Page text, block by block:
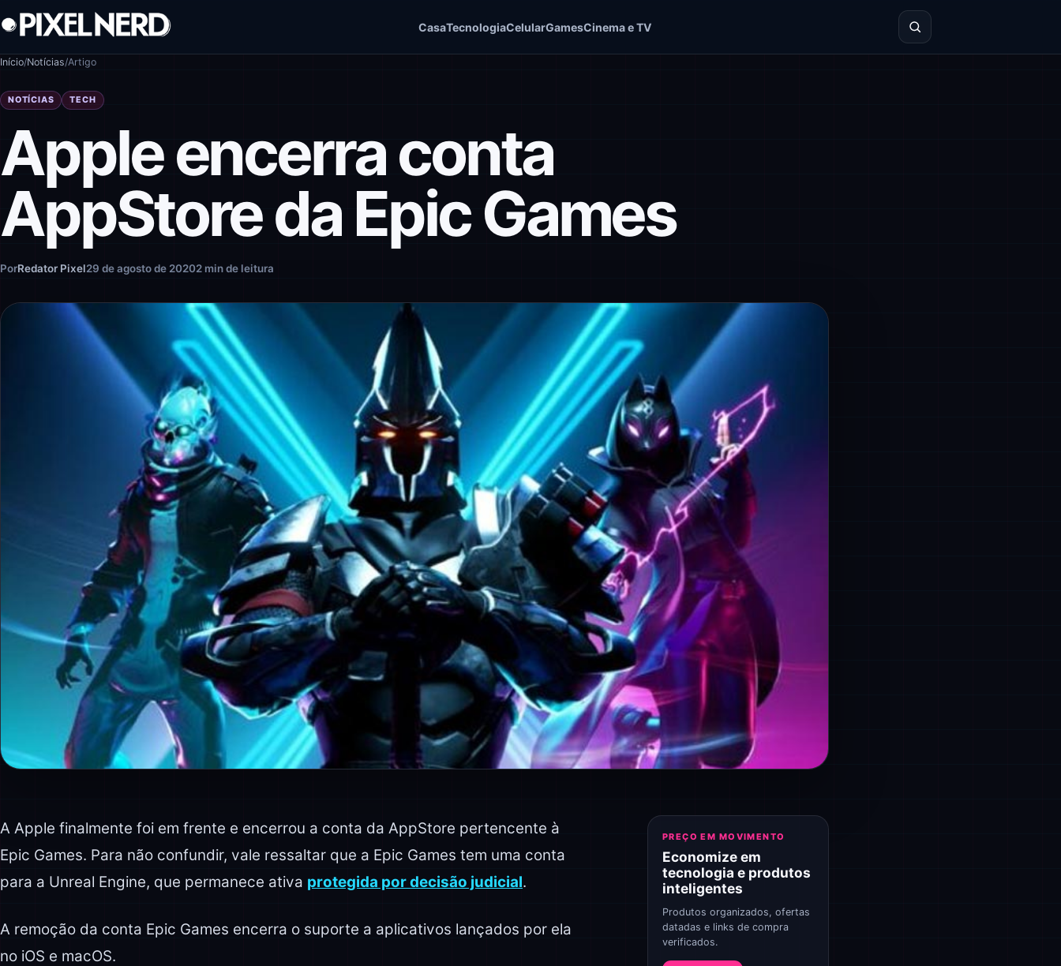
Pular para o conteúdo
CasaTecnologiaCelularGamesCinema e TV
Início/Notícias/Artigo
NOTÍCIAS TECH
Apple encerra conta
AppStore da Epic Games
PorRedator Pixel29 de agosto de 20202 min de leitura
A Apple finalmente foi em frente e encerrou a conta da AppStore pertencente à
Epic Games. Para não confundir, vale ressaltar que a Epic Games tem uma conta
para a Unreal Engine, que permanece ativa protegida por decisão judicial.
A remoção da conta Epic Games encerra o suporte a aplicativos lançados por ela
no iOS e macOS.
PREÇO EM MOVIMENTO
Economize em
tecnologia e produtos
inteligentes
Produtos organizados, ofertas
datadas e links de compra
verificados.